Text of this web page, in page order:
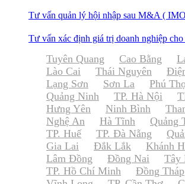
Tư vấn quản lý hội nhập sau M&A (
Tư vấn xác định giá trị doanh nghiệp
Tuyên Quang Cao Bằng
Lào Cai
Thái Nguyên
Lạng Sơn
Sơn La Phú
Quảng Ninh
TP. Hà Nội
Hưng Yên
Ninh Bình
Nghệ An
Hà Tĩnh
Quảng
TP. Huế
TP. Đà Nẵng
Gia Lai
Đắk Lắk
Khánh
Lâm Đồng
Đồng Nai
Tây
TP. Hồ Chí Minh
Đồng Tháp